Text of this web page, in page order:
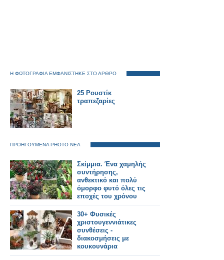
Η ΦΩΤΟΓΡΑΦΙΑ ΕΜΦΑΝΙΣΤΗΚΕ ΣΤΟ ΑΡΘΡΟ
25 Ρουστίκ
τραπεζαρίες
ΠΡΟΗΓΟΥΜΕΝΑ PHOTO ΝΕΑ
Σκίμμια. Ένα χαμηλής
συντήρησης,
ανθεκτικό και πολύ
όμορφο φυτό όλες τις
εποχές του χρόνου
30+ Φυσικές
χριστουγεννιάτικες
συνθέσεις -
διακοσμήσεις με
κουκουνάρια